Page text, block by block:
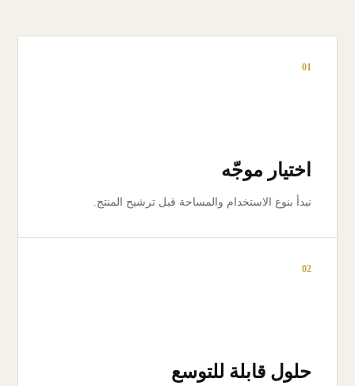
01
اختيار موجّه
نبدأ بنوع الاستخدام والمساحة قبل ترشيح المنتج.
02
حلول قابلة للتوسع